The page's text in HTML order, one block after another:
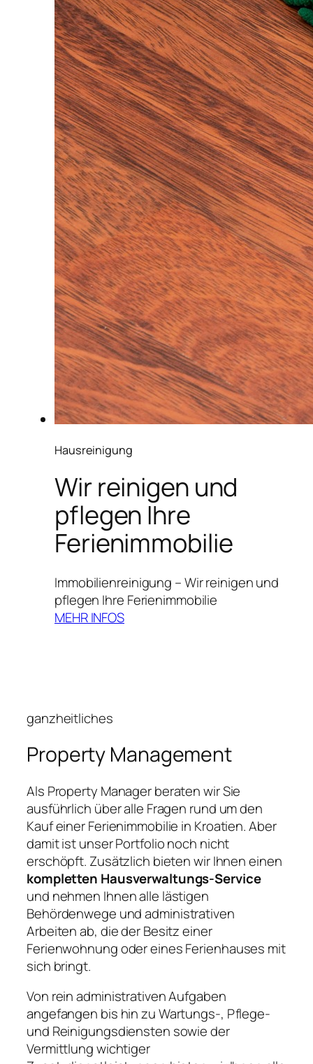
Hausreinigung
Wir reinigen und
pflegen Ihre
Ferienimmobilie
Immobilienreinigung – Wir reinigen und
pflegen Ihre Ferienimmobilie
MEHR INFOS
ganzheitliches
Property Management
Als Property Manager beraten wir Sie
ausführlich über alle Fragen rund um den
Kauf einer Ferienimmobilie in Kroatien. Aber
damit ist unser Portfolio noch nicht
erschöpft. Zusätzlich bieten wir Ihnen einen
kompletten Hausverwaltungs-Service
und nehmen Ihnen alle lästigen
Behördenwege und administrativen
Arbeiten ab, die der Besitz einer
Ferienwohnung oder eines Ferienhauses mit
sich bringt.
Von rein administrativen Aufgaben
angefangen bis hin zu Wartungs-, Pflege-
und Reinigungsdiensten sowie der
Vermittlung wichtiger